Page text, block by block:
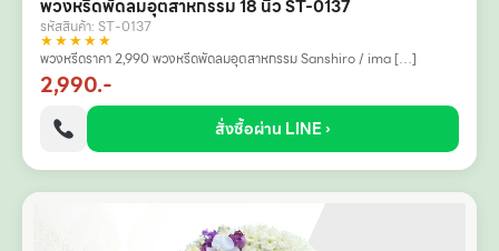
พวงหรีดพัดลมอุตสาหกรรม 18 นิ้ว ST-0137
รหัสสินค้า: ST-0137
★★★★★
พวงหรีดราคา 2,990 พวงหรีดพัดลมอุตสาหกรรม Sanshiro / ima […]
2,990.-
สั่งซื้อผ่าน LINE ›